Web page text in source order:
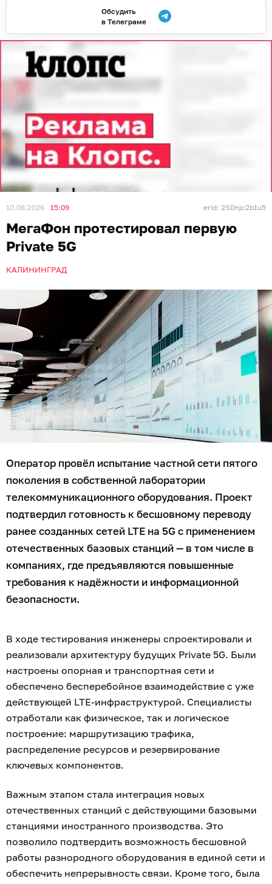
Обсудить
в Телеграме
10.08.2026 15:09 erid: 2SDnjc2b1u5
МегаФон протестировал первую
Private 5G
КАЛИНИНГРАД
Оператор провёл испытание частной сети пятого
поколения в собственной лаборатории
телекоммуникационного оборудования. Проект
подтвердил готовность к бесшовному переводу
ранее созданных сетей LTE на 5G с применением
отечественных базовых станций — в том числе в
компаниях, где предъявляются повышенные
требования к надёжности и информационной
безопасности.
В ходе тестирования инженеры спроектировали и
реализовали архитектуру будущих Private 5G. Были
настроены опорная и транспортная сети и
обеспечено бесперебойное взаимодействие с уже
действующей LTE‑инфраструктурой. Специалисты
отработали как физическое, так и логическое
построение: маршрутизацию трафика,
распределение ресурсов и резервирование
ключевых компонентов.
Важным этапом стала интеграция новых
отечественных станций с действующими базовыми
станциями иностранного производства. Это
позволило подтвердить возможность бесшовной
работы разнородного оборудования в единой сети и
обеспечить непрерывность связи. Кроме того, была